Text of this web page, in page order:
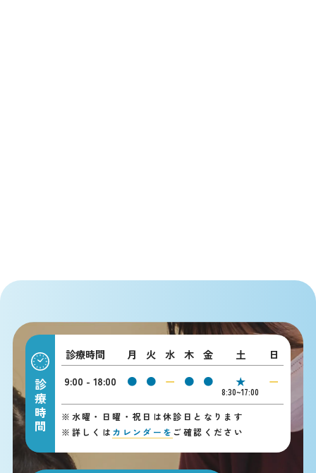
診療時間
診療時間 月 火 水 木 金 土
日
9:00 - 18:00
● ● ー ● ● ★
8:30~17:00
ー
※ 水曜・日曜・祝日は休診日となります
※ 詳しくは カレンダーを ご確認ください